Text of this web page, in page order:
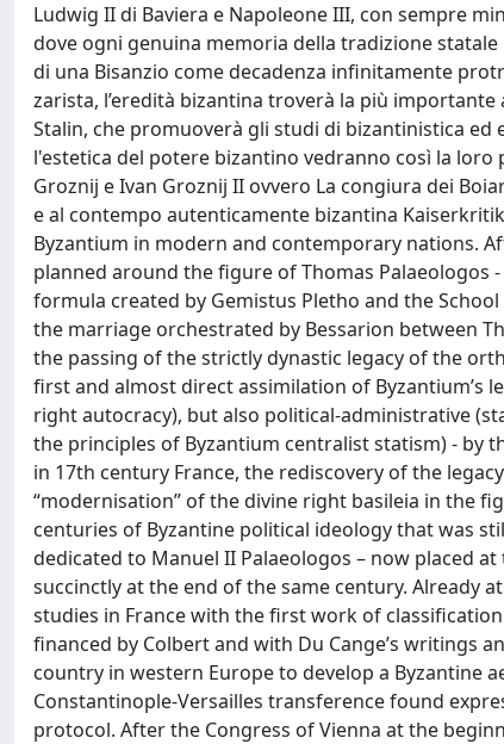
Ludwig II di Baviera e Napoleone III, con sempre
dove ogni genuina memoria della tradizione
di una Bisanzio come decadenza infinitamente
zarista, l’eredità bizantina troverà la più
Stalin, che promuoverà gli studi di bizantinistica
l'estetica del potere bizantino vedranno così la
Groznij e Ivan Groznij II ovvero La congiura dei
e al contempo autenticamente bizantina
Byzantium in modern and contemporary nations.
planned around the figure of Thomas Palaeologos
formula created by Gemistus Pletho and the
the marriage orchestrated by Bessarion between
the passing of the strictly dynastic legacy of the
first and almost direct assimilation of Byzantium’s
right autocracy), but also political-administrative
the principles of Byzantium centralist statism) - by
in 17th century France, the rediscovery of the
“modernisation” of the divine right basileia in the
centuries of Byzantine political ideology that was
dedicated to Manuel II Palaeologos – now placed
succinctly at the end of the same century. Already
studies in France with the first work of
financed by Colbert and with Du Cange’s writings
country in western Europe to develop a Byzantine
Constantinople-Versailles transference found
protocol. After the Congress of Vienna at the